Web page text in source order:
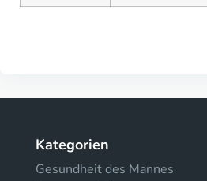
Kategorien
Gesundheit des Mannes